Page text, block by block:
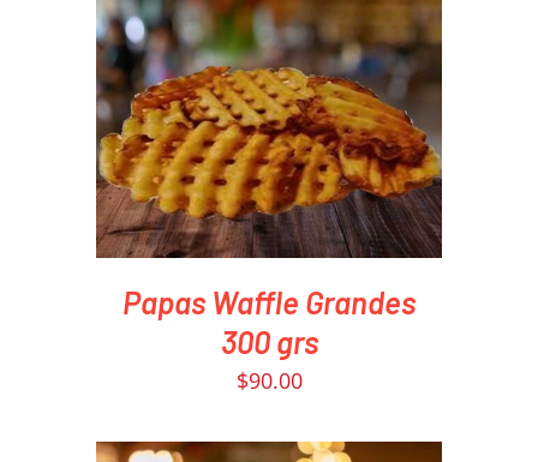
PEDIR AHORA
/
DETAILS
Papas Waffle Grandes
300 grs
$90.00